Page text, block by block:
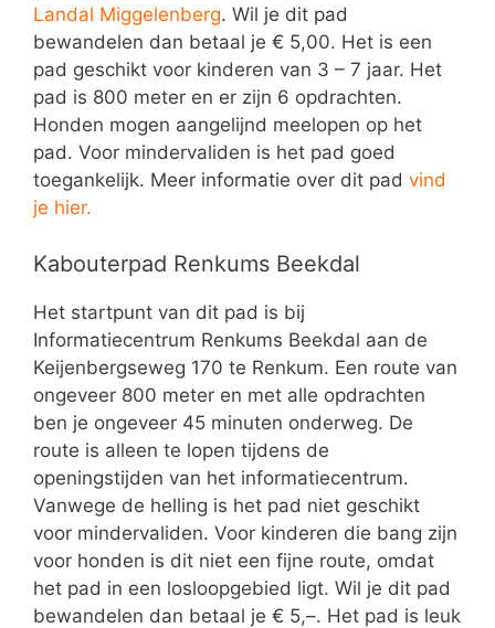
Landal Miggelenberg. Wil je dit pad
bewandelen dan betaal je € 5,00. Het is een
pad geschikt voor kinderen van 3 – 7 jaar. Het
pad is 800 meter en er zijn 6 opdrachten.
Honden mogen aangelijnd meelopen op het
pad. Voor mindervaliden is het pad goed
toegankelijk. Meer informatie over dit pad vind
je hier.
Kabouterpad Renkums Beekdal
Het startpunt van dit pad is bij
Informatiecentrum Renkums Beekdal aan de
Keijenbergseweg 170 te Renkum. Een route van
ongeveer 800 meter en met alle opdrachten
ben je ongeveer 45 minuten onderweg. De
route is alleen te lopen tijdens de
openingstijden van het informatiecentrum.
Vanwege de helling is het pad niet geschikt
voor mindervaliden. Voor kinderen die bang zijn
voor honden is dit niet een fijne route, omdat
het pad in een losloopgebied ligt. Wil je dit pad
bewandelen dan betaal je € 5,–. Het pad is leuk